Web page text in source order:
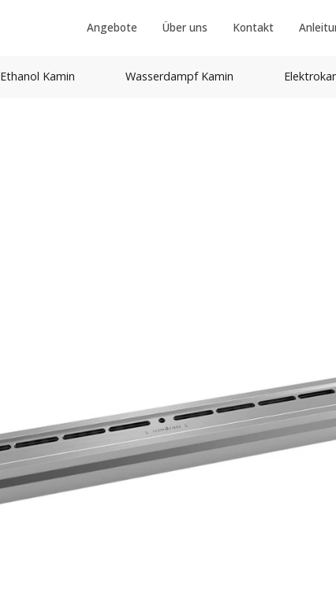
Angebote Über uns Kontakt
Ethanol Kamin Wasserdampf Kamin